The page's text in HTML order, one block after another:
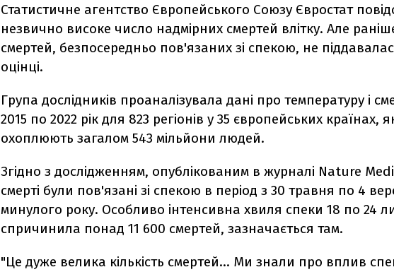
Статистичне агентство Європейського Союзу Євростат
незвично високе число надмірних смертей влітку. Але раніше
смертей, безпосередньо пов'язаних зі спекою, не
оцінці.
Група дослідників проаналізувала дані про температуру і
2015 по 2022 рік для 823 регіонів у 35 європейських країнах,
охоплюють загалом 543 мільйони людей.
Згідно з дослідженням, опублікованим в журналі Nature
смерті були пов'язані зі спекою в період з 30 травня по 4
минулого року. Особливо інтенсивна хвиля спеки 18 по 24
спричинила понад 11 600 смертей, зазначається там.
"Це дуже велика кількість смертей… Ми знали про вплив